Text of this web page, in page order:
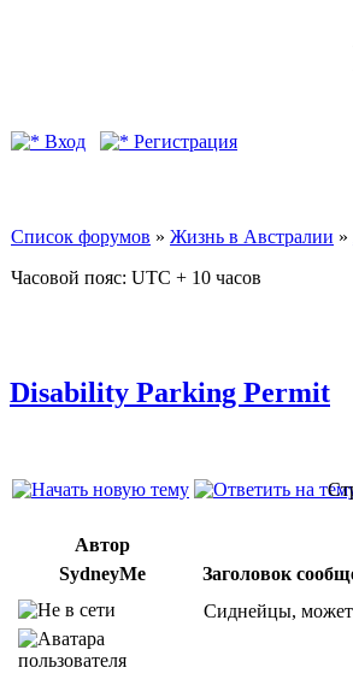
Вход
Регистрация
Список форумов » Жизнь в Австралии »
Часовой пояс: UTC + 10 часов
Disability Parking Permit
Автор
SydneyMe
Заголовок
Сиднейцы, может